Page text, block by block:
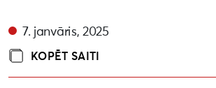
7. janvāris, 2025
KOPĒT SAITI